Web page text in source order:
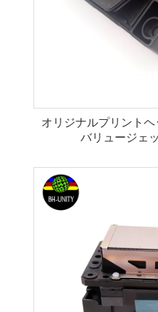
オリジナルプリント
バリュージェ